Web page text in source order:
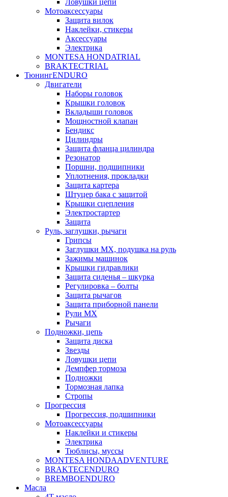
Ловушки цепи
Мотоаксессуары
Защита вилок
Наклейки, стикеры
Аксессуары
Электрика
MONTESA HONDATRIAL
BRAKTECTRIAL
ТюнингENDURO
Двигатели
Наборы головок
Крышки головок
Вкладыши головок
Мощностной клапан
Бендикс
Цилиндры
Защита фланца цилиндра
Резонатор
Поршни, подшипники
Уплотнения, прокладки
Защита картера
Штуцер бака с защитой
Крышки сцепления
Электростартер
Защита
Руль, заглушки, рычаги
Грипсы
Заглушки MX, подушка на руль
Зажимы машинок
Крышки гидравлики
Защита сиденья – шкурка
Регулировка – болты
Защита рычагов
Защита приборной панели
Рули MX
Рычаги
Подножки, цепь
Защита диска
Звезды
Ловушки цепи
Демпфер тормоза
Подножки
Тормозная лапка
Стропы
Прогрессия
Прогрессия, подшипники
Мотоаксессуары
Наклейки и стикеры
Электрика
Тюблисы, муссы
MONTESA HONDAADVENTURE
BRAKTECENDURO
BREMBOENDURO
Масла